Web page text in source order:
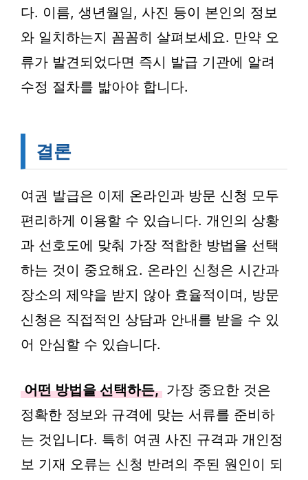
다. 이름, 생년월일, 사진 등이 본인의 정보
와 일치하는지 꼼꼼히 살펴보세요. 만약 오
류가 발견되었다면 즉시 발급 기관에 알려
수정 절차를 밟아야 합니다.
결론
여권 발급은 이제 온라인과 방문 신청 모두
편리하게 이용할 수 있습니다. 개인의 상황
과 선호도에 맞춰 가장 적합한 방법을 선택
하는 것이 중요해요. 온라인 신청은 시간과
장소의 제약을 받지 않아 효율적이며, 방문
신청은 직접적인 상담과 안내를 받을 수 있
어 안심할 수 있습니다.
어떤 방법을 선택하든, 가장 중요한 것은
정확한 정보와 규격에 맞는 서류를 준비하
는 것입니다. 특히 여권 사진 규격과 개인정
보 기재 오류는 신청 반려의 주된 원인이 되